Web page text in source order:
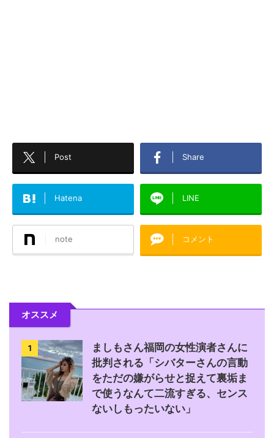
Post Share
Hatena LINE
note コメント
オススメ
1
ましもさん福岡の女性演者さんに
批判される「シバターさんの言動
をただの嫌がらせと捉えて裏垢ま
で使うなんて二流すぎる、センス
ないしもったいない」